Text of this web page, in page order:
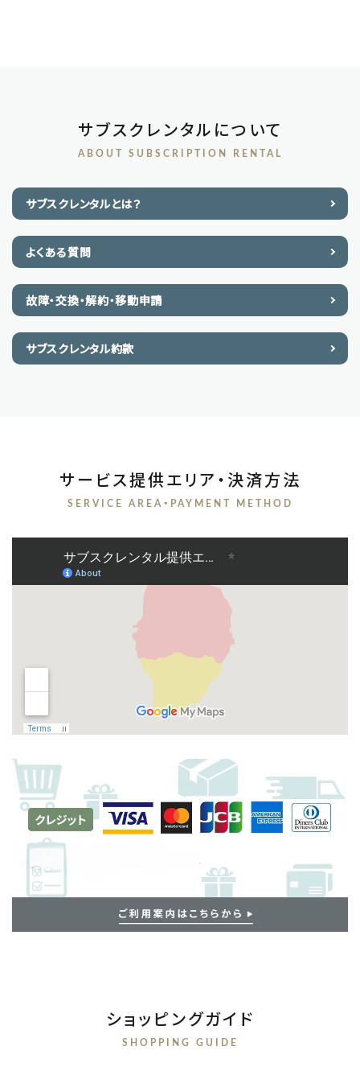
サブスクレンタルについて
ABOUT SUBSCRIPTION RENTAL
サブスクレンタルとは？
よくある質問
故障・交換・解約・移動申請
サブスクレンタル約款
サービス提供エリア・決済方法
SERVICE AREA・PAYMENT METHOD
ショッピングガイド
SHOPPING GUIDE